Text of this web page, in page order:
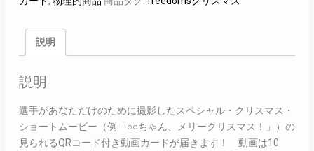
説明
説明
選手があなただけのために撮影したスペシャル・クリスマス・
ショートムービー（例「○○ちゃん、メリークリスマス！」）の
見られるQRコード付き動画カードが届きます！ 動画は10